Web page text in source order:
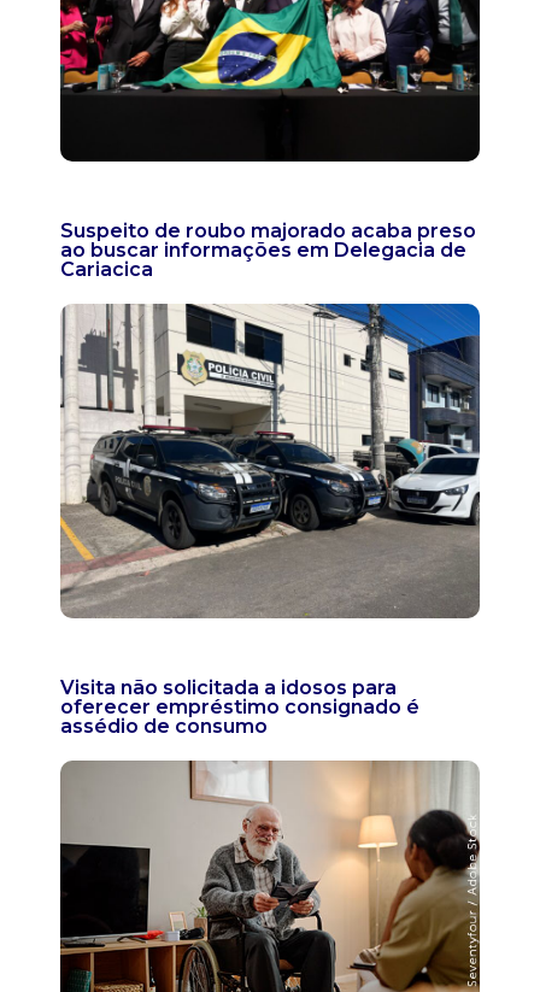
Suspeito de roubo majorado acaba preso
ao buscar informações em Delegacia de
Cariacica
Visita não solicitada a idosos para
oferecer empréstimo consignado é
assédio de consumo